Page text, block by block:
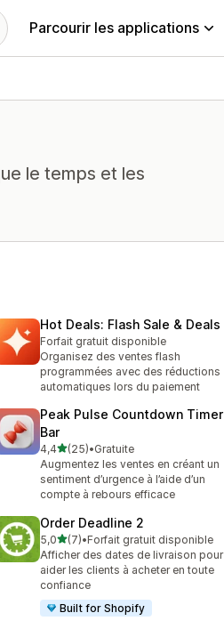
Parcourir les applications
le temps et les
Hot Deals: Flash Sale & Deals
Forfait gratuit disponible
Organisez des ventes flash
programmées avec des réductions
automatiques lors du paiement
Peak Pulse Countdown Timer
Bar
4,4étoile(s) sur 5
(25)
25 avis au total
•Gratuite
Augmentez les ventes en créant un
sentiment d’urgence à l’aide d’un
compte à rebours efficace
Order Deadline 2
5,0étoile(s) sur 5
(7)
7 avis au total
•Forfait gratuit disponible
Afficher des dates de livraison pour
aider les clients à acheter en toute
confiance
Built for Shopify